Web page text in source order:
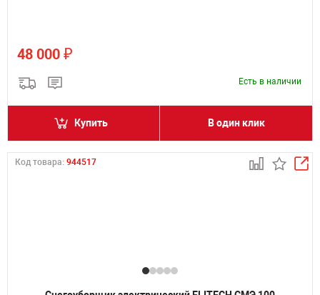
48 000 ₽
Есть в наличии
Купить В один клик
Код товара: 944517